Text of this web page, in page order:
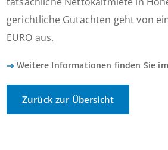
gerichtliche Gutachten geht von
EURO aus.
Weitere Informationen finden Sie
Zurück zur Übersicht